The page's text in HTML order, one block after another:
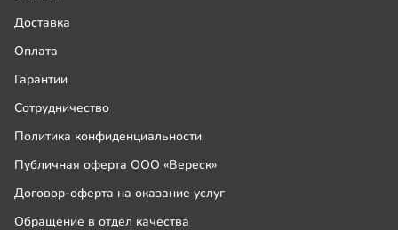
Доставка
Оплата
Гарантии
Сотрудничество
Политика конфиденциальности
Публичная оферта ООО «Вереск»
Договор-оферта на оказание услуг
Обращение в отдел качества